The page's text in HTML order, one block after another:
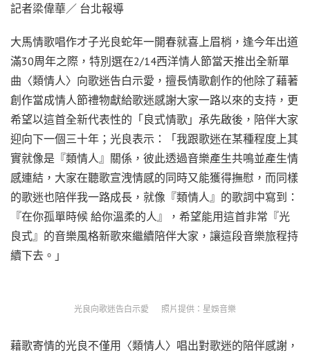
記者梁偉華／ 台北報導
大馬情歌唱作才子光良蛇年一開春就喜上眉梢，逢今年出道
滿30周年之際，特別選在2/14西洋情人節當天推出全新單
曲〈類情人〉向歌迷告白示愛，擅長情歌創作的他除了藉著
創作當成情人節禮物獻給歌迷感謝大家一路以來的支持，更
希望以這首全新代表性的「良式情歌」承先啟後，陪伴大家
迎向下一個三十年；光良表示：「我跟歌迷在某種程度上其
實就像是『類情人』關係，彼此透過音樂產生共鳴並產生情
感連結，大家在聽歌宣洩情感的同時又能獲得撫慰，而同樣
的歌迷也陪伴我一路成長，就像『類情人』的歌詞中寫到：
『在你孤單時候 給你溫柔的人』，希望能用這首非常『光
良式』的音樂風格新歌來繼續陪伴大家，讓這段音樂旅程持
續下去。」
光良向歌迷告白示愛 照片提供：星娛音樂
藉歌寄情的光良不僅用〈類情人〉唱出對歌迷的陪伴感謝，